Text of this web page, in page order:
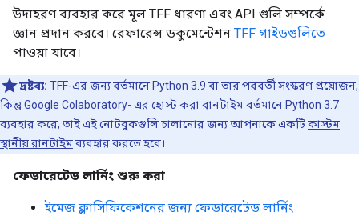
উদাহরণ ব্যবহার করে মূল TFF ধারণা এবং API গুলি সম্পর্কে
জ্ঞান প্রদান করবে। রেফারেন্স ডকুমেন্টেশন TFF গাইডগুলিতে
পাওয়া যাবে।
দ্রষ্টব্য: TFF-এর জন্য বর্তমানে Python 3.9 বা তার পরবর্তী সংস্করণ প্রয়োজন,
কিন্তুGoogle Colaboratory- এর হোস্ট করা রানটাইম বর্তমানে Python 3.7
ব্যবহার করে, তাই এই নোটবুকগুলি চালানোর জন্য আপনাকে একটিকাস্টম
স্থানীয় রানটাইমব্যবহার করতে হবে।
ফেডারেটেড লার্নিং শুরু করা
ইমেজ ক্লাসিফিকেশনের জন্য ফেডারেটেড লার্নিং